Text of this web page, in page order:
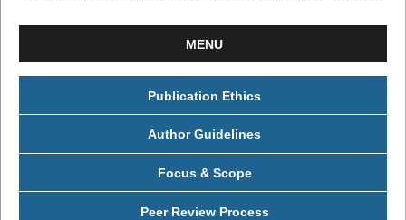
MENU
Publication Ethics
Author Guidelines
Focus & Scope
Peer Review Process